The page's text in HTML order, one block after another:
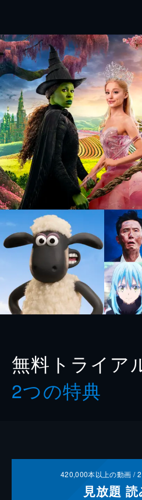
無料トライア
2つの特典
420,000本以上の動画 /
見放題 読